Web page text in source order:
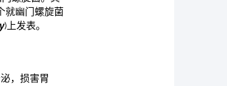
就幽门螺旋菌
)上发表。
，损害胃